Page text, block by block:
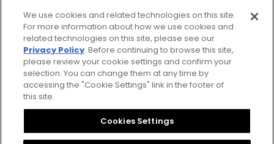
Privacy Policy
Cookies Settings
We use cookies and related technologies on this site.
For more information about how we use cookies and
related technologies on this site, please see our
Privacy Policy. Before continuing to browse this site,
please review your cookie settings and confirm your
selection. You can change them at any time by
accessing the "Cookie Settings" link in the footer of
this site.
Cookies Settings